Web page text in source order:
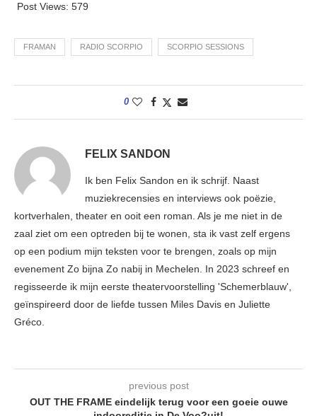
Post Views: 579
FRAMAN RADIO SCORPIO SCORPIO SESSIONS
0
FELIX SANDON
Ik ben Felix Sandon en ik schrijf. Naast
muziekrecensies en interviews ook poëzie,
kortverhalen, theater en ooit een roman. Als je me niet in de
zaal ziet om een optreden bij te wonen, sta ik vast zelf ergens
op een podium mijn teksten voor te brengen, zoals op mijn
evenement Zo bijna Zo nabij in Mechelen. In 2023 schreef en
regisseerde ik mijn eerste theatervoorstelling 'Schemerblauw',
geïnspireerd door de liefde tussen Miles Davis en Juliette
Gréco.
previous post
OUT THE FRAME eindelijk terug voor een goeie ouwe